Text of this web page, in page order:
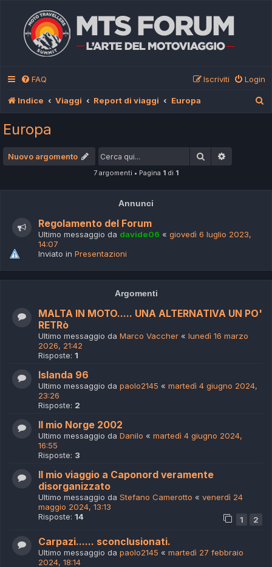
FAQ Login
Iscriviti
Indice Viaggi Report di viaggi Europa
Europa
Nuovo argomento Cerca
7 argomenti • Pagina 1 di 1
Annunci
Regolamento del Forum
Ultimo messaggio da davide06 « giovedì 6 luglio 2023,
14:07
Inviato in Presentazioni
Argomenti
MALTA IN MOTO..... UNA ALTERNATIVA UN PO'
RETRò
Ultimo messaggio da Marco Vaccher « lunedì 16 marzo
2026, 21:42
Risposte: 1
Islanda 96
Ultimo messaggio da paolo2145 « martedì 4 giugno 2024,
23:26
Risposte: 2
Il mio Norge 2002
Ultimo messaggio da Danilo « martedì 4 giugno 2024,
16:55
Risposte: 3
Il mio viaggio a Caponord veramente
disorganizzato
Ultimo messaggio da Stefano Camerotto « venerdì 24
maggio 2024, 13:13
Risposte: 14 1 2
Carpazi...... sconclusionati.
Ultimo messaggio da paolo2145 « martedì 27 febbraio
2024, 18:14